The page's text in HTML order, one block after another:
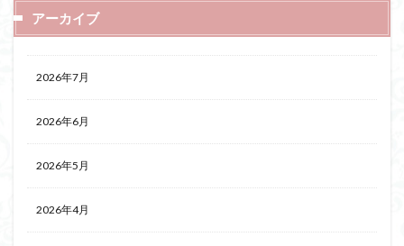
アーカイブ
2026年7月
2026年6月
2026年5月
2026年4月